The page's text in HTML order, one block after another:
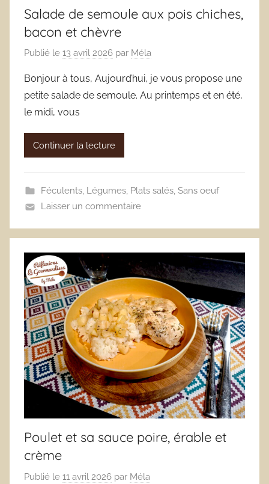
Salade de semoule aux pois chiches,
bacon et chèvre
Publié le 13 avril 2026 par Méla
Bonjour à tous, Aujourd’hui, je vous propose une
petite salade de semoule. Au printemps et en été,
le midi, vous
Continuer la lecture
Féculents, Légumes, Plats salés, Sans oeuf
Laisser un commentaire
Poulet et sa sauce poire, érable et
crème
Publié le 11 avril 2026 par Méla